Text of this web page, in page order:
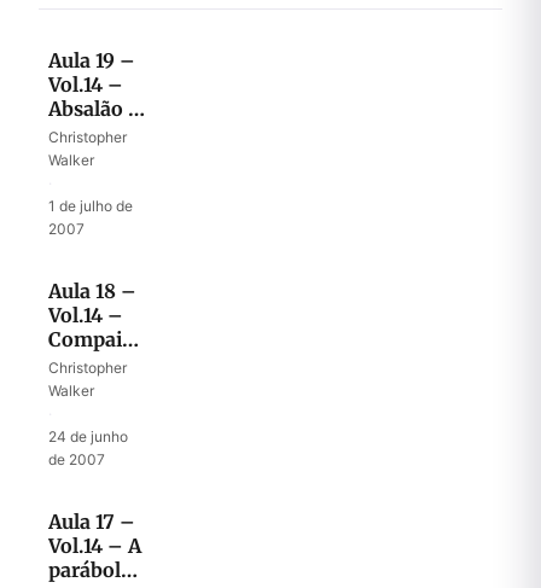
Aula 19 –
Vol.14 –
Absalão e
as
sementes
rebeldia
Christopher
Walker
1 de julho de
2007
Aula 18 –
Vol.14 –
Compaixão
e justiça
de Deus
Christopher
Walker
24 de junho
de 2007
Aula 17 –
Vol.14 – A
parábola